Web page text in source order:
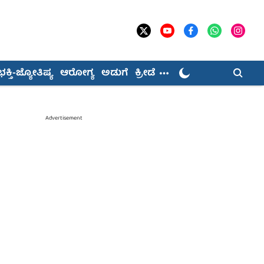
ಜ್ಯೋತಿಷ್ಯ ಆರೋಗ್ಯ ಅಡುಗೆ ಕ್ರೀಡೆ
Advertisement